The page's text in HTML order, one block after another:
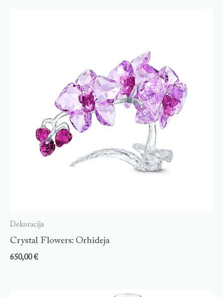
Dekoracija
Crystal Flowers: Orhideja
650,00€